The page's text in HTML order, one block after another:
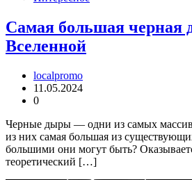
Самая большая черная
Вселенной
localpromo
11.05.2024
0
Черные дыры — одни из самых
из них самая большая из
большими они могут быть?
теоретический […]